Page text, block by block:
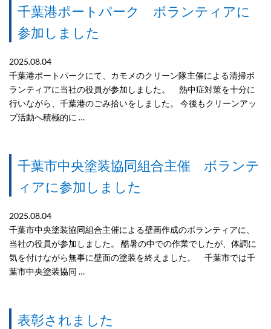
千葉港ポートパーク ボランティアに
参加しました
2025.08.04
千葉港ポートパークにて、カモメのクリーン隊主催による清掃ボ
ランティアに当社の役員が参加しました。 熱中症対策を十分に
行いながら、千葉港のごみ拾いをしました。 今後もクリーンアッ
プ活動へ積極的に …
千葉市中央塗装協同組合主催 ボランテ
ィアに参加しました
2025.08.04
千葉市中央塗装協同組合主催による壁画作成のボランティアに、
当社の役員が参加しました。 酷暑の中での作業でしたが、体調に
気を付けながら無事に壁面の塗装を終えました。 千葉市では千
葉市中央塗装協同 …
表彰されました